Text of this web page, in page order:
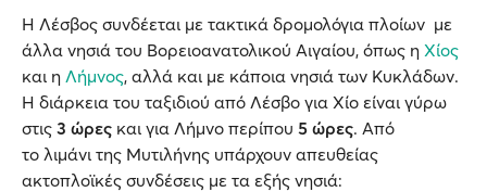
Η Λέσβος συνδέεται με τακτικά δρομολόγια πλοίων με
άλλα νησιά του Βορειοανατολικού Αιγαίου, όπως η Χίος
και η Λήμνος, αλλά και με κάποια νησιά των Κυκλάδων.
Η διάρκεια του ταξιδιού από Λέσβο για Χίο είναι γύρω
στις 3 ώρες και για Λήμνο περίπου 5 ώρες. Από
το λιμάνι της Μυτιλήνης υπάρχουν απευθείας
ακτοπλοϊκές συνδέσεις με τα εξής νησιά: